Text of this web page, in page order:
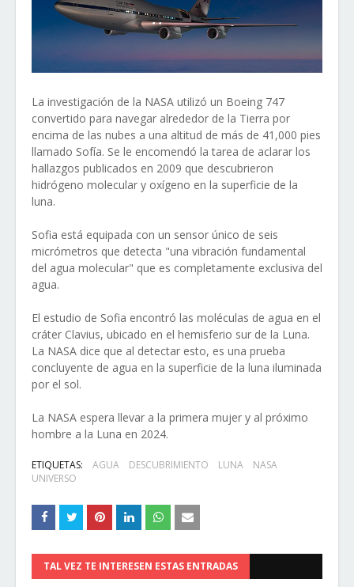
La investigación de la NASA utilizó un Boeing 747
convertido para navegar alrededor de la Tierra por
encima de las nubes a una altitud de más de 41,000 pies
llamado Sofía. Se le encomendó la tarea de aclarar los
hallazgos publicados en 2009 que descubrieron
hidrógeno molecular y oxígeno en la superficie de la
luna.
Sofia está equipada con un sensor único de seis
micrómetros que detecta "una vibración fundamental
del agua molecular" que es completamente exclusiva del
agua.
El estudio de Sofia encontró las moléculas de agua en el
cráter Clavius, ubicado en el hemisferio sur de la Luna.
La NASA dice que al detectar esto, es una prueba
concluyente de agua en la superficie de la luna iluminada
por el sol.
La NASA espera llevar a la primera mujer y al próximo
hombre a la Luna en 2024.
ETIQUETAS: AGUA DESCUBRIMIENTO LUNA
NASA
UNIVERSO
TAL VEZ TE INTERESEN ESTAS ENTRADAS